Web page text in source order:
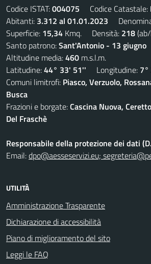
Codice ISTAT:004075 Codice Catastale:
Abitanti: 3.312 al 01.01.2023
Superficie: 15,34 Kmq. Densità: 218
Santo patrono:Sant'Antonio - 13 giugno
Altitudine media:460 m.s.l.m.
Latitudine:44° 33' 51'' Longitudine:
Comuni limitrofi: Piasco, Verzuolo,
Busca
Frazioni e borgate:Cascina Nuova,
Del Fraschè
Responsabile della protezione dei dati
Email:dpo@aesseservizi.eu;
UTILITÀ
Amministrazione Trasparente
Dichiarazione di accessibilità
Piano di miglioramento del sito
Leggi le FAQ